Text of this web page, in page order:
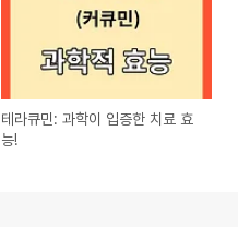
테라큐민: 과학이 입증한 치료 효
능!